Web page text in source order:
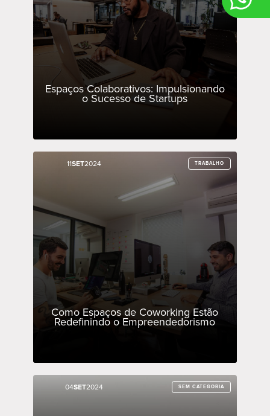
Espaços Colaborativos: Impulsionando
o Sucesso de Startups
11SET2024 TRABALHO
Como Espaços de Coworking Estão
Redefinindo o Empreendedorismo
11SET2024 TRABALHO
04SET2024 SEM CATEGORIA
04SET2024 SEM CATEGORIA